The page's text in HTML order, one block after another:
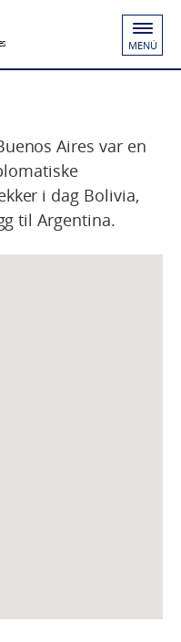
MENÚ
Aires var en
i dag Bolivia,
til Argentina.